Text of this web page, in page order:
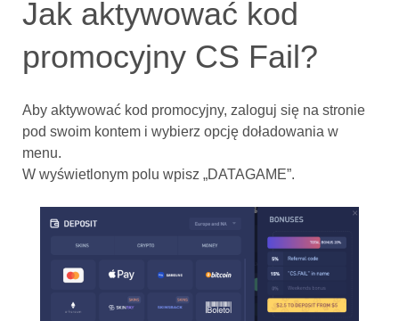
Jak aktywować kod
promocyjny CS Fail?
Aby aktywować kod promocyjny, zaloguj się na stronie
pod swoim kontem i wybierz opcję doładowania w
menu.
W wyświetlonym polu wpisz „DATAGAME”.